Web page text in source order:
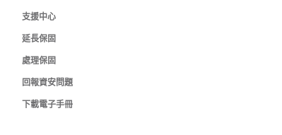
支援中心
延長保固
處理保固
回報資安問題
下載電子手冊